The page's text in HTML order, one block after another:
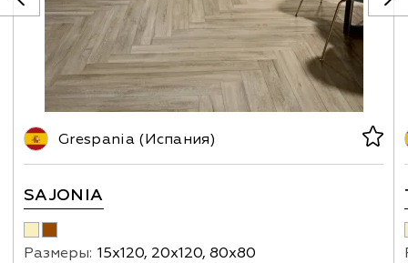
Grespania (Испания)
SAJONIA
Размеры: 15x120, 20х120, 80х80